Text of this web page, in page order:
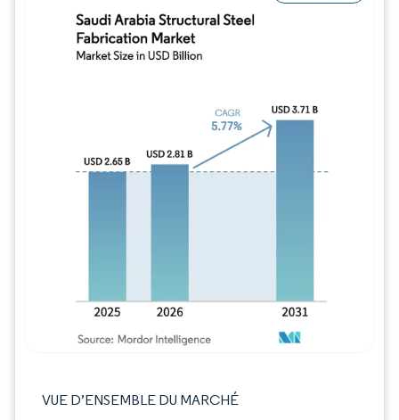
VUE D’ENSEMBLE DU MARCHÉ